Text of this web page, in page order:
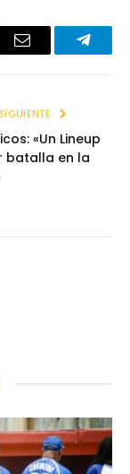
Email
«Un Lineup
batalla en la